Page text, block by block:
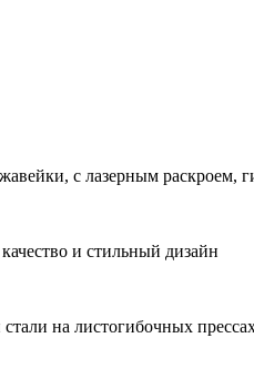
с лазерным раскроем,
и стильный дизайн
на листогибочных